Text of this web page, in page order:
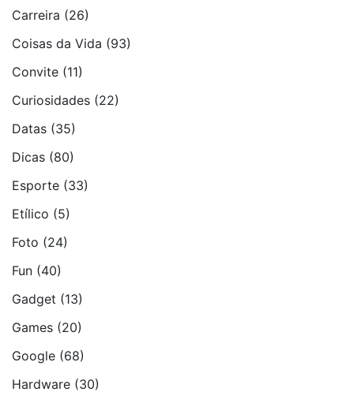
Carreira (26)
Coisas da Vida (93)
Convite (11)
Curiosidades (22)
Datas (35)
Dicas (80)
Esporte (33)
Etí­lico (5)
Foto (24)
Fun (40)
Gadget (13)
Games (20)
Google (68)
Hardware (30)